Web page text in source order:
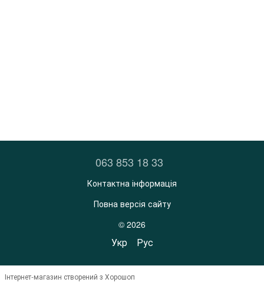
063 853 18 33
Контактна інформація
Повна версія сайту
© 2026
Укр Рус
Інтернет-магазин створений з Хорошоп